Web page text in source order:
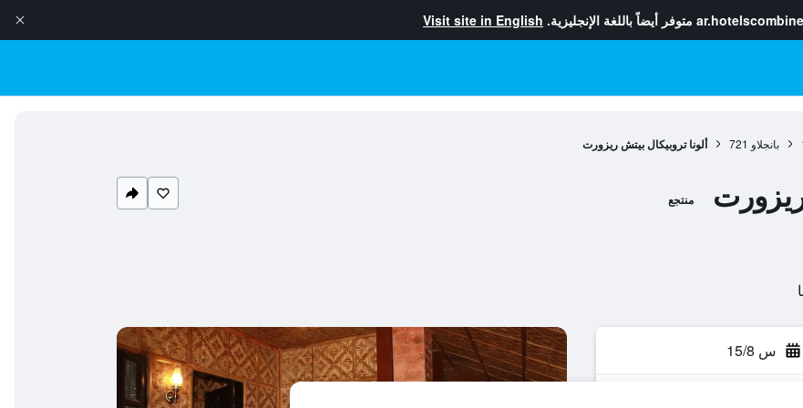
متوفر أيضاً باللغة الإنجليزية. Visit site in English
بانجلاو 721 ألونا تروبيكال بيتش ريزورت
منتجع
س 15/8